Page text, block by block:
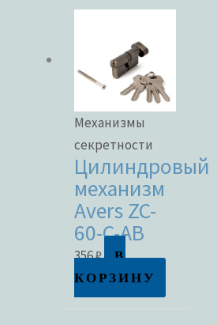
Механизмы
секретности
Цилиндровый
механизм
Avers ZC-
60-C-AB
356₽
В
КОРЗИНУ